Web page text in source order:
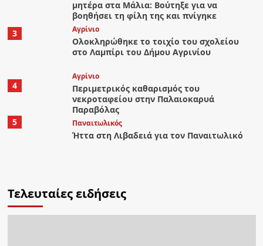
μητέρα στα Μάλια: Βούτηξε για να
βοηθήσει τη φίλη της και πνίγηκε
3
Aγρίνιο
Ολοκληρώθηκε το τοιχίο του σχολείου
στο Λαμπίρι του Δήμου Αγρινίου
4
Aγρίνιο
Περιμετρικός καθαρισμός του
νεκροταφείου στην Παλαιοκαρυά
Παραβόλας
5
Παναιτωλικός
Ήττα στη Λιβαδειά για τον Παναιτωλικό
Τελευταίες ειδήσεις